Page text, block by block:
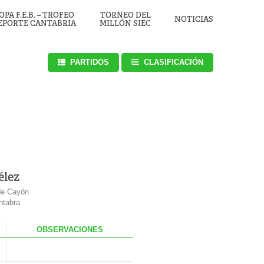
F.E.B. – TROFEO
CANTABRIA
TORNEO DEL
MILLÓN SIEC
NOTICIAS
PARTIDOS CLASIFICACIÓN
Cayón
OBS ERVACIONES